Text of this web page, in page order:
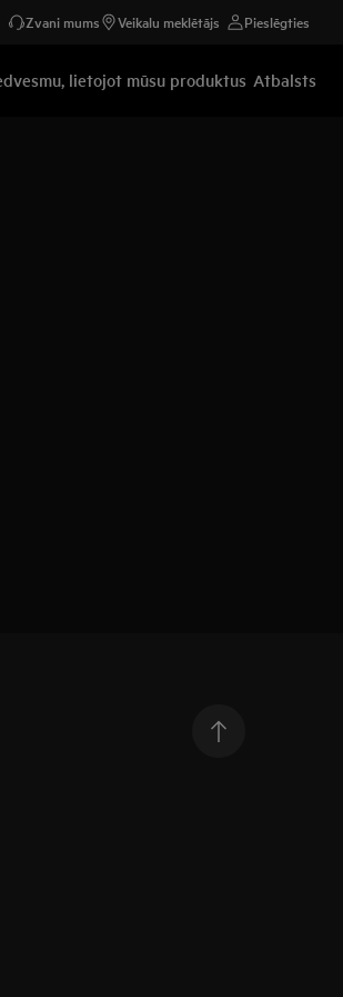
Zvani mums Veikalu meklētājs Pieslēgties
lietojot mūsu produktus Atbalsts